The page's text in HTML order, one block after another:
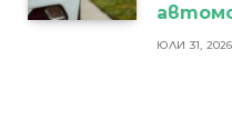
ЮЛИ 31, 2026